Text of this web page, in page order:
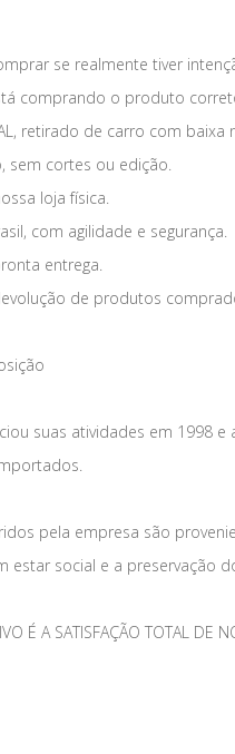
se realmente tiver
comprando o produto
retirado de carro com baixa
sem cortes ou edição.
loja física.
com agilidade e segurança.
entrega.
de produtos
suas atividades em
pela empresa são
estar social e a preservação
É A SATISFAÇÃO TOTAL